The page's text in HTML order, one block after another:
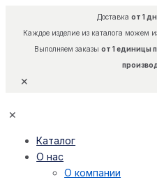
Доставка от 1
Каждое изделие из каталога можем
Выполняем заказы от 1 единицы
✕
✕
Каталог
О нас
О компании